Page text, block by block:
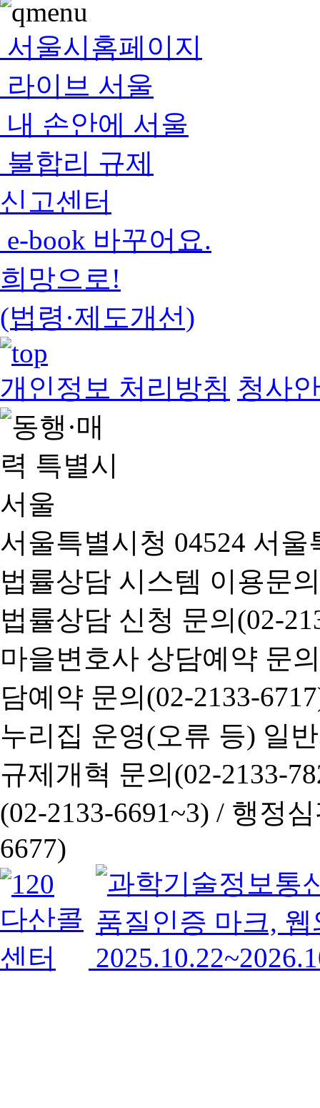
서울시홈페이지
라이브 서울
내 손안에 서울
불합리 규제
신고센터
e-book 바꾸어요.
희망으로!
(법령·제도개선)
개인정보 처리방침 청사
서울특별시청 04524 서
법률상담 시스템 이용문
법률상담 신청 문의(02-
마을변호사 상담예약 문
담예약 문의(02-2133-
누리집 운영(오류 등) 일
규제개혁 문의(02-2133-
(02-2133-6691~3) / 행정심
6677)